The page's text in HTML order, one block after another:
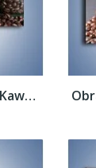
Obraz na płótnie – Kawa w ciemnej...